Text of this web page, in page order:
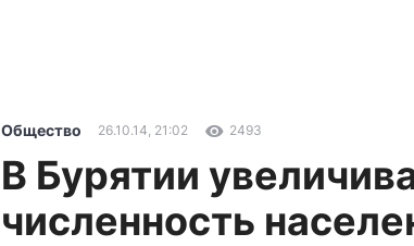
Общество 26.10.14, 21:02 2493
В Бурятии
численность